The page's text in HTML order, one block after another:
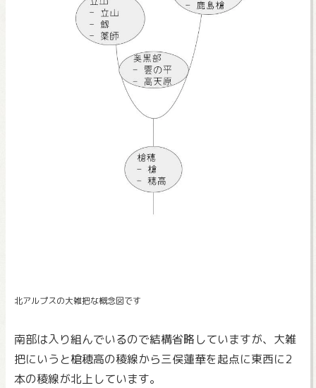
北アルプスの大雑把な概念図です
南部は入り組んでいるので結構省略していますが、大雑
把にいうと槍穂高の稜線から三俣蓮華を起点に東西に2
本の稜線が北上しています。